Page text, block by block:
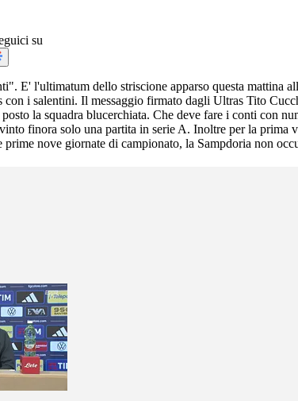
su
E' l'ultimatum dello striscione apparso questa mattina
con i salentini. Il messaggio firmato dagli Ultras Tito
la squadra blucerchiata. Che deve fare i conti con
finora solo una partita in serie A. Inoltre per la prima
prime nove giornate di campionato, la Sampdoria non